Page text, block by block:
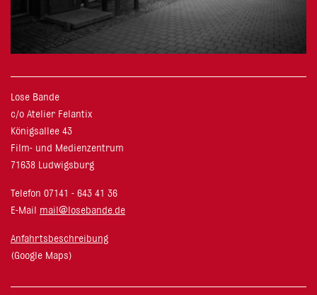
Lose Bande
c/o Atelier Felantix
Königsallee 43
Film- und Medienzentrum
71638 Ludwigsburg
Telefon 07141 - 643 41 36
E-Mail mail@losebande.de
Anfahrtsbeschreibung
(Google Maps)